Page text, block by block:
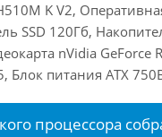
K V2,
SSD 120Гб,
nVidia GeForce
Блок питания ATX
процессора